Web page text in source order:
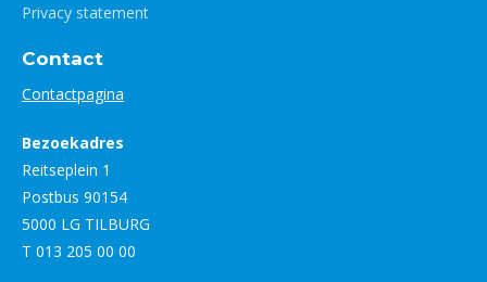
Privacy statement
Contact
Contactpagina
Bezoekadres
Reitseplein 1
Postbus 90154
5000 LG TILBURG
T 013 205 00 00